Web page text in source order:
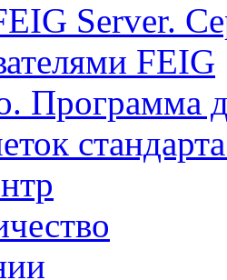
Server.
FEIG
Программа